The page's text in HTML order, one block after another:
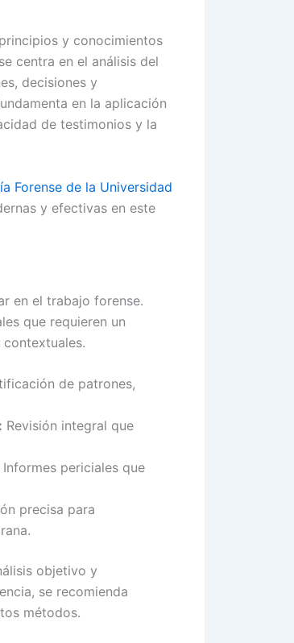
y conocimientos
centra en el análisis del
decisiones y
en la aplicación
de testimonios y la
Forense de la Universidad
y efectivas en este
en el trabajo forense.
que requieren un
de patrones,
Revisión integral que
Informes periciales que
precisa para
objetivo y
se recomienda
métodos.